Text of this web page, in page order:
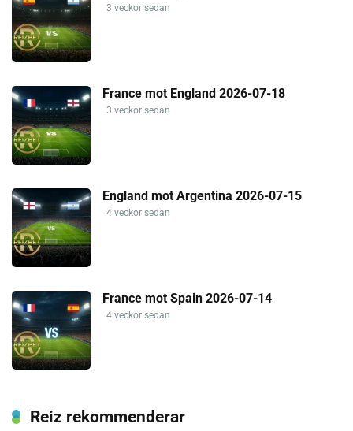
3 veckor sedan
France mot England 2026-07-18
3 veckor sedan
England mot Argentina 2026-07-15
4 veckor sedan
France mot Spain 2026-07-14
4 veckor sedan
Reiz rekommenderar